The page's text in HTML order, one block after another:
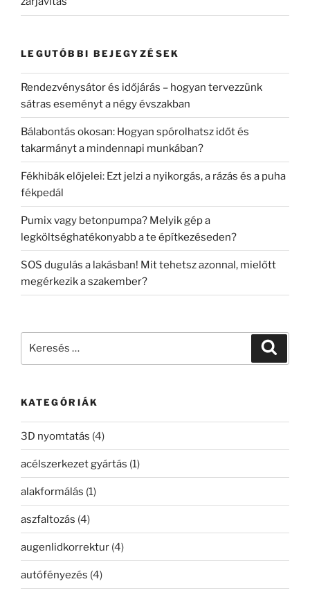
LEGUTÓBBI BEJEGYZÉSEK
Rendezvénysátor és időjárás – hogyan tervezzünk
sátras eseményt a négy évszakban
Bálabontás okosan: Hogyan spórolhatsz időt és
takarmányt a mindennapi munkában?
Fékhibák előjelei: Ezt jelzi a nyikorgás, a rázás és a puha
fékpedál
Pumix vagy betonpumpa? Melyik gép a
legköltséghatékonyabb a te építkezéseden?
SOS dugulás a lakásban! Mit tehetsz azonnal, mielőtt
megérkezik a szakember?
KATEGÓRIÁK
3D nyomtatás (4)
acélszerkezet gyártás (1)
alakformálás (1)
aszfaltozás (4)
augenlidkorrektur (4)
autófényezés (4)